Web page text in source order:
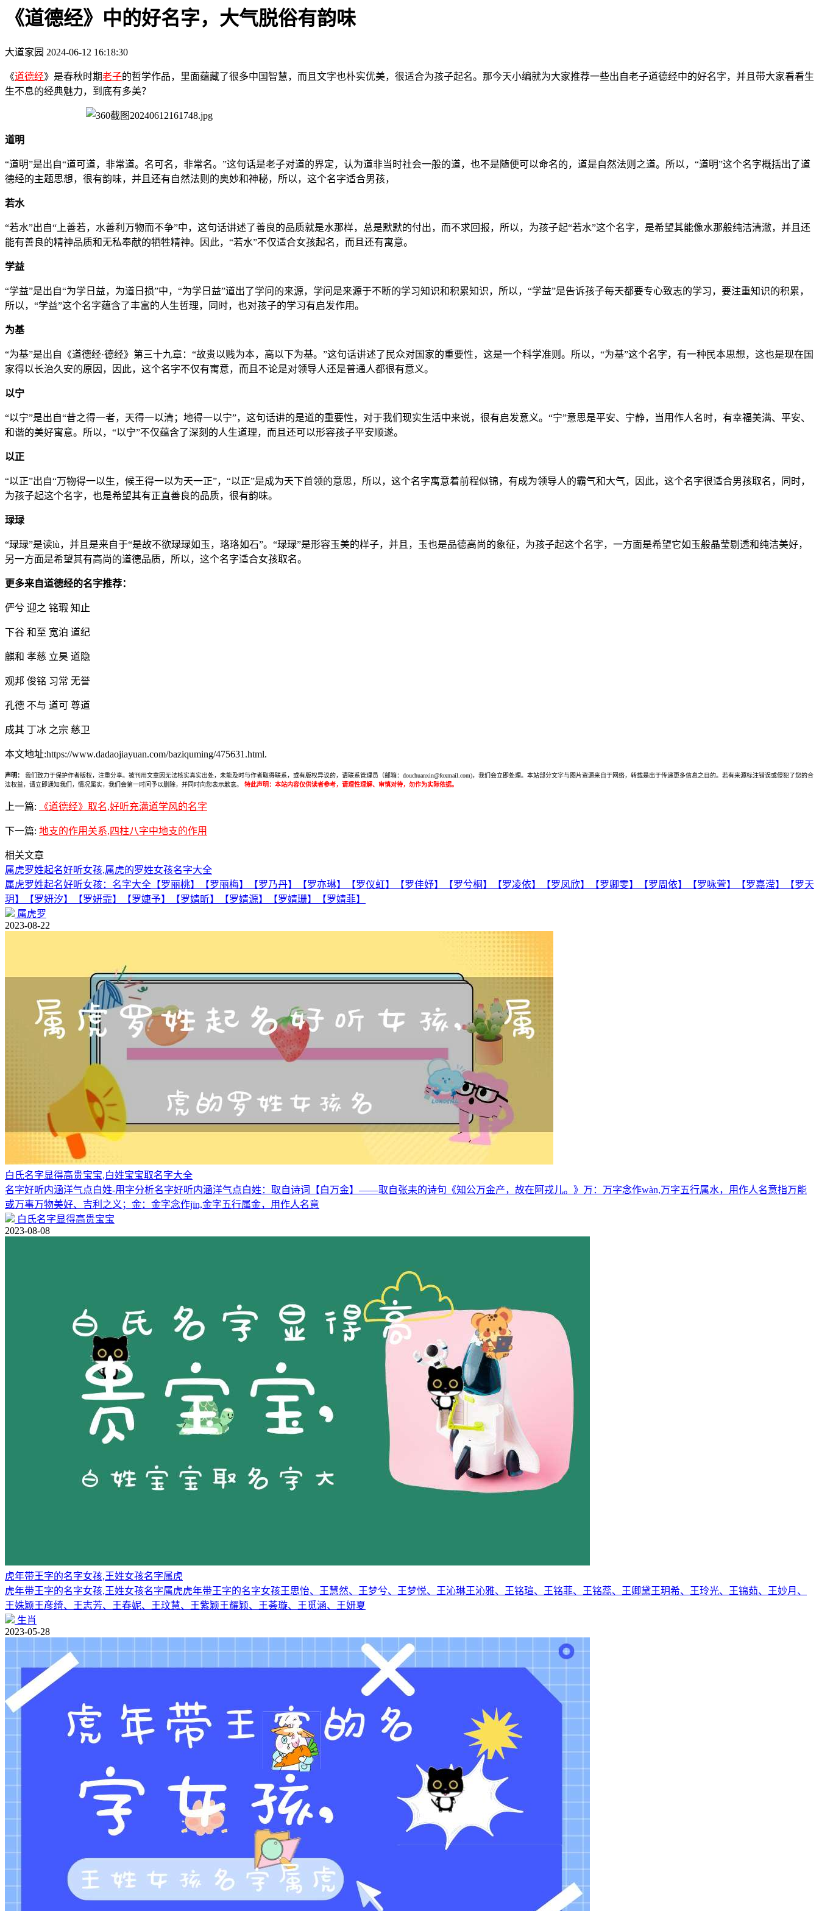
《道德经》中的好名字，大气脱俗有韵味
大道家园 2024-06-12 16:18:30
《道德经》是春秋时期老子的哲学作品，里面蕴藏了很多中国智慧，而且文字也朴实优美，很适合为孩子起名。那今天小编就为大家推荐一些出自老子道德经中的好名字，并且带大家看看生
生不息的经典魅力，到底有多美？
道明
“道明”是出自“道可道，非常道。名可名，非常名。”这句话是老子对道的界定，认为道非当时社会一般的道，也不是随便可以命名的，道是自然法则之道。所以，“道明”这个名字概括出了道
德经的主题思想，很有韵味，并且还有自然法则的奥妙和神秘，所以，这个名字适合男孩，
若水
“若水”出自“上善若，水善利万物而不争”中，这句话讲述了善良的品质就是水那样，总是默默的付出，而不求回报，所以，为孩子起“若水”这个名字，是希望其能像水那般纯洁清澈，并且还
能有善良的精神品质和无私奉献的牺牲精神。因此，“若水”不仅适合女孩起名，而且还有寓意。
学益
“学益”是出自“为学日益，为道日损”中，“为学日益”道出了学问的来源，学问是来源于不断的学习知识和积累知识，所以，“学益”是告诉孩子每天都要专心致志的学习，要注重知识的积累，
所以，“学益”这个名字蕴含了丰富的人生哲理，同时，也对孩子的学习有启发作用。
为基
“为基”是出自《道德经·德经》第三十九章：“故贵以贱为本，高以下为基。”这句话讲述了民众对国家的重要性，这是一个科学准则。所以，“为基”这个名字，有一种民本思想，这也是现在国
家得以长治久安的原因，因此，这个名字不仅有寓意，而且不论是对领导人还是普通人都很有意义。
以宁
“以宁”是出自“昔之得一者，天得一以清；地得一以宁”，这句话讲的是道的重要性，对于我们现实生活中来说，很有启发意义。“宁”意思是平安、宁静，当用作人名时，有幸福美满、平安、
和谐的美好寓意。所以，“以宁”不仅蕴含了深刻的人生道理，而且还可以形容孩子平安顺遂。
以正
“以正”出自“万物得一以生，候王得一以为天一正”，“以正”是成为天下首领的意思，所以，这个名字寓意着前程似锦，有成为领导人的霸气和大气，因此，这个名字很适合男孩取名，同时，
为孩子起这个名字，也是希望其有正直善良的品质，很有韵味。
琭琭
“琭琭”是读lù，并且是来自于“是故不欲琭琭如玉，珞珞如石”。“琭琭”是形容玉美的样子，并且，玉也是品德高尚的象征，为孩子起这个名字，一方面是希望它如玉般晶莹剔透和纯洁美好，
另一方面是希望其有高尚的道德品质，所以，这个名字适合女孩取名。
更多来自道德经的名字推荐：
俨兮 迎之 铭瑕 知止
下谷 和至 宽泊 道纪
麒和 孝慈 立昊 道隐
观邦 俊铭 习常 无誉
孔德 不与 道可 尊道
成其 丁冰 之宗 慈卫
本文地址:https://www.dadaojiayuan.com/baziquming/475631.html.
声明：
我们致力于保护作者版权，注重分享。被刊用文章因无法核实真实出处，未能及时与作者取得联系，或有版权异议的，请联系管理员（邮箱：douchuanxin@foxmail.com)，我们会立即处理。本站部分文字与图片资源来自于网络，转载是出于传递更多信息之目的。若有来源标注错误或侵犯了您的合
法权益，请立即通知我们，情况属实，我们会第一时间予以删除，并同时向您表示歉意。
特此声明：本站内容仅供读者参考，请理性理解、审慎对待，勿作为实际依据。
上一篇: 《道德经》取名,好听充满道学风的名字
下一篇: 地支的作用关系,四柱八字中地支的作用
相关文章
属虎罗姓起名好听女孩,属虎的罗姓女孩名字大全
属虎罗姓起名好听女孩：名字大全【罗丽桃】【罗丽梅】【罗乃丹】【罗亦琳】【罗仪虹】【罗佳妤】【罗兮桐】【罗凌依】【罗凤欣】【罗卿雯】【罗周依】【罗咏萱】【罗嘉滢】【罗天
玥】【罗妍汐】【罗妍霏】【罗婕予】【罗婧昕】【罗婧源】【罗婧珊】【罗婧菲】
属虎罗
2023-08-22
白氏名字显得高贵宝宝,白姓宝宝取名字大全
名字好听内涵洋气点白姓-用字分析名字好听内涵洋气点白姓：取自诗词【白万金】——取自张耒的诗句《知公万金产，故在阿戎儿。》万：万字念作wàn,万字五行属水，用作人名意指万能
或万事万物美好、吉利之义；金：金字念作jīn,金字五行属金，用作人名意
白氏名字显得高贵宝宝
2023-08-08
虎年带王字的名字女孩,王姓女孩名字属虎
虎年带王字的名字女孩,王姓女孩名字属虎虎年带王字的名字女孩王思怡、王慧然、王梦兮、王梦悦、王沁琳王沁雅、王铭瑄、王铭菲、王铭蕊、王卿黛王玥希、王玲光、王锦茹、王妙月、
王姝颖王彦绮、王志芳、王春妮、王玟慧、王紫颖王耀颖、王荟璇、王觅涵、王妍夏
生肖
2023-05-28